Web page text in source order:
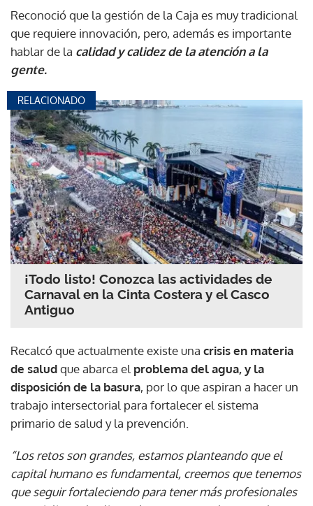
Reconoció que la gestión de la Caja es muy tradicional
que requiere innovación, pero, además es importante
hablar de la calidad y calidez de la atención a la
gente.
RELACIONADO
¡Todo listo! Conozca las actividades de
Carnaval en la Cinta Costera y el Casco
Antiguo
Recalcó que actualmente existe una crisis en materia
de saludque abarca el problema del agua, y la
disposición de la basura, por lo que aspiran a hacer un
trabajo intersectorial para fortalecer el sistema
primario de salud y la prevención.
“Los retos son grandes, estamos planteando que el
capital humano es fundamental, creemos que tenemos
que seguir fortaleciendo para tener más profesionales